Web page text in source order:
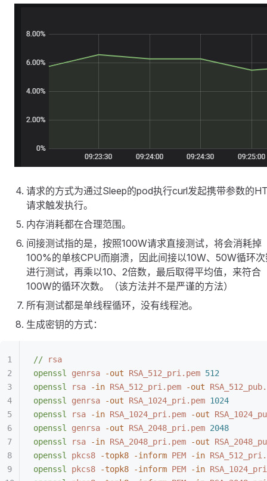
请求的方式为通过Sleep的pod执行curl发起携带参数的
请求触发执行。
内存消耗都在合理范围。
间接测试指的是，按照100W请求直接测试，将会消耗掉
100%的单核CPU而崩溃，因此间接以10W、50W循环
进行测试，再乘以10、2倍数，最后取得平均值，来符合
100W的循环次数。（该方法并不是严谨的方法）
所有测试都是单线程循环，没有线程池。
生成密钥的方式：
// rsa
openssl genrsa -out RSA_512_pri.pem 512
openssl rsa -in RSA_512_pri.pem -out
openssl genrsa -out RSA_1024_pri.pem 1024
openssl rsa -in RSA_1024_pri.pem -out
openssl genrsa -out RSA_2048_pri.pem 2048
openssl rsa -in RSA_2048_pri.pem -out
openssl pkcs8 -topk8 -inform PEM -in
openssl pkcs8 -topk8 -inform PEM -in